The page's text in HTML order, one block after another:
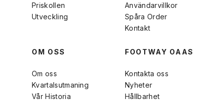
Priskollen
Utveckling
Användarvillkor
Spåra Order
Kontakt
OM OSS
Om oss
Kvartalsutmaning
Vår Historia
FOOTWAY OAAS
Kontakta oss
Nyheter
Hållbarhet